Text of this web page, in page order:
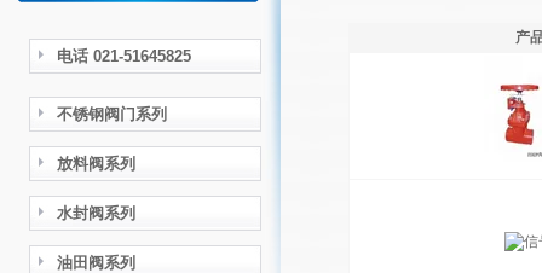
电话 021-51645825
不锈钢阀门系列
放料阀系列
水封阀系列
油田阀系列
产